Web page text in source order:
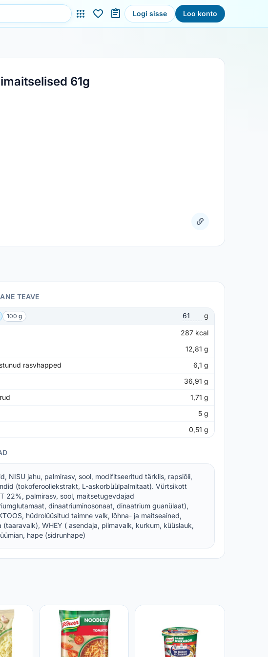
Logi sisse Loo konto
61g
TEAVE
100 g g
287 kcal
12,81 g
rasvhapped
6,1 g
36,91 g
1,71 g
5 g
0,51 g
NISU jahu, palmirasv, sool, modifitseeritud tärklis, rapsiõli,
(tokoferooliekstrakt, L-askorbüülpalmitaat). Vürtsikott
22%, palmirasv, sool, maitsetugevdajad
dinaatriuminosonaat, dinaatrium guanülaat),
hüdrolüüsitud taimne valk, lõhna- ja maitseained,
(taaravaik), WHEY ( asendaja, piimavalk, kurkum, küüslauk,
hape (sidrunhape)